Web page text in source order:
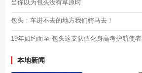
当你以为包头没有草原时
包头：车进不去的地方我们骑马去！
19年如约而至 包头这支队伍化身高考护航使者
本地新闻